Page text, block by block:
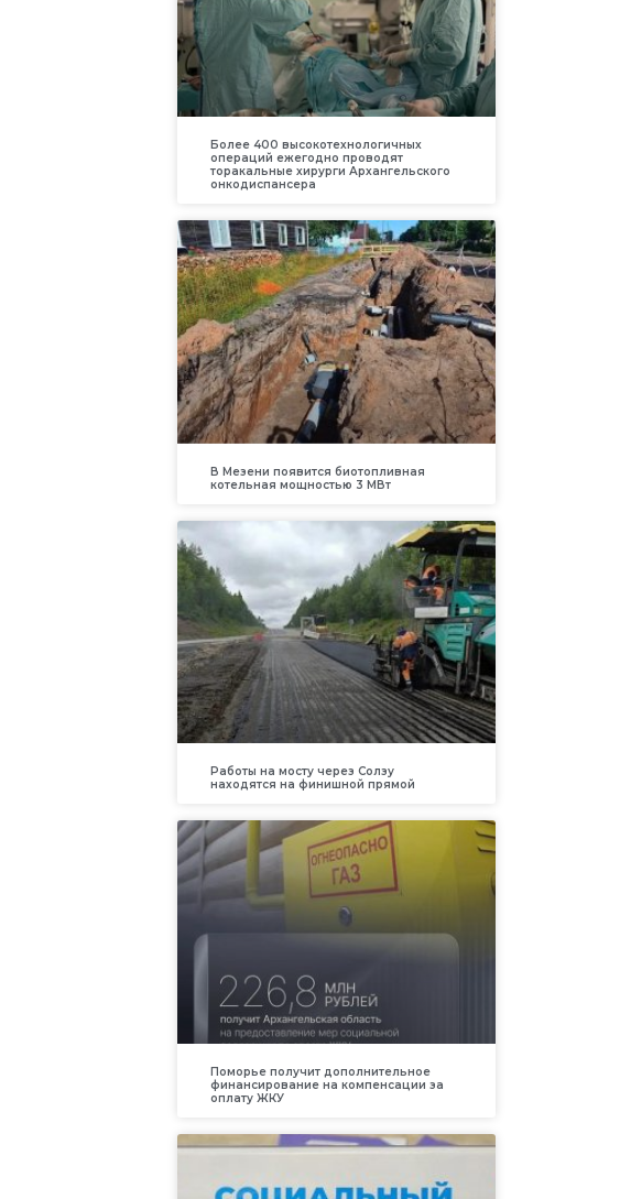
Более 400 высокотехнологичных
операций ежегодно проводят
торакальные хирурги Архангельского
онкодиспансера
В Мезени появится биотопливная
котельная мощностью 3 МВт
Работы на мосту через Солзу
находятся на финишной прямой
Поморье получит дополнительное
финансирование на компенсации за
оплату ЖКУ